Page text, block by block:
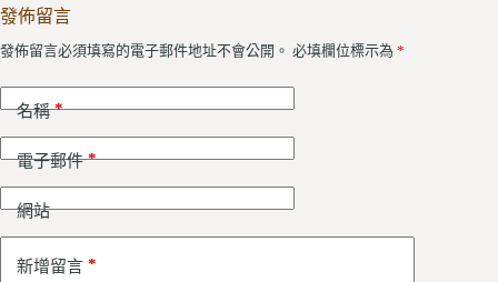
發佈留言
發佈留言必須填寫的電子郵件地址不會公開。 必填欄位標示為 *
名稱*
電子郵件*
網站
新增留言 *